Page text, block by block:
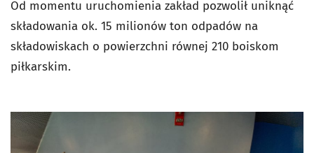
Od momentu uruchomienia zakład pozwolił uniknąć
składowania ok. 15 milionów ton odpadów na
składowiskach o powierzchni równej 210 boiskom
piłkarskim.